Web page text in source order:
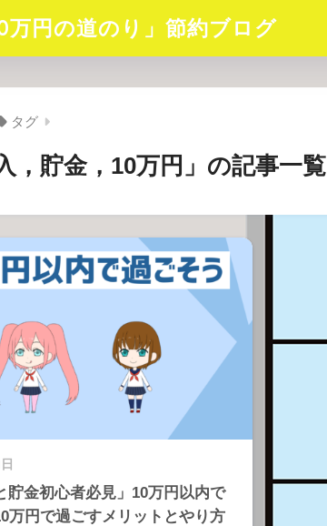
万円の道のり」節約ブログ
タグ
，貯金，10万円」の記事一覧
貯金初心者必見」10万円以内で
万円で過ごすメリットとやり方